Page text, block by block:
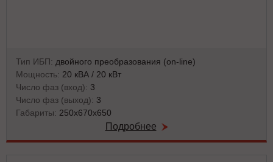
Тип ИБП: двойного преобразования (on-line)
Мощность: 20 кВА / 20 кВт
Число фаз (вход): 3
Число фаз (выход): 3
Габариты: 250x670x650
Подробнее